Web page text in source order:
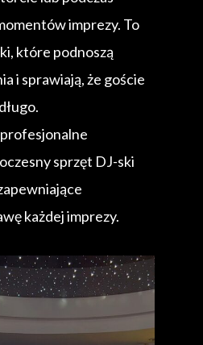
imprezy. To
które podnoszą
i sprawiają, że goście
profesjonalne
sprzęt DJ-ski
każdej imprezy.